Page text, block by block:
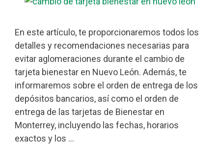
En este artículo, te proporcionaremos todos los
detalles y recomendaciones necesarias para
evitar aglomeraciones durante el cambio de
tarjeta bienestar en Nuevo León. Además, te
informaremos sobre el orden de entrega de los
depósitos bancarios, así como el orden de
entrega de las tarjetas de Bienestar en
Monterrey, incluyendo las fechas, horarios
exactos y los …